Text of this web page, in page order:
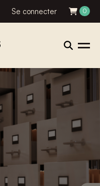
Se connecter 0